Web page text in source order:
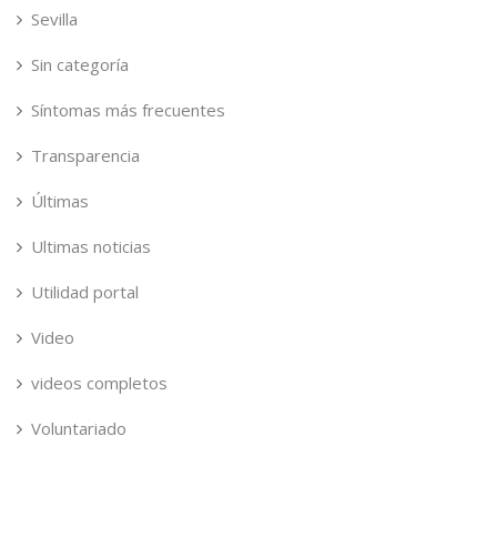
Sevilla
Sin categoría
Síntomas más frecuentes
Transparencia
Últimas
Ultimas noticias
Utilidad portal
Video
videos completos
Voluntariado